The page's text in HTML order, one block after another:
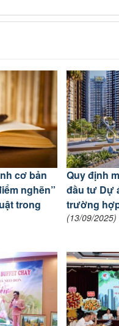
cơ bản
nghẽn”
trong
Quy định
đầu tư Dự
trường
(13/09/2025)